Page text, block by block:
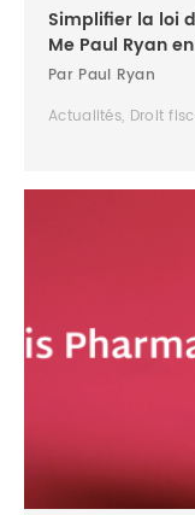
Simplifier la loi
Me Paul Ryan
Par Paul Ryan
Actualités, Droit